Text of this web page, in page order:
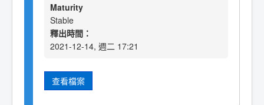
Maturity
Stable
釋出時間：
2021-12-14, 週二 17:21
查看檔案